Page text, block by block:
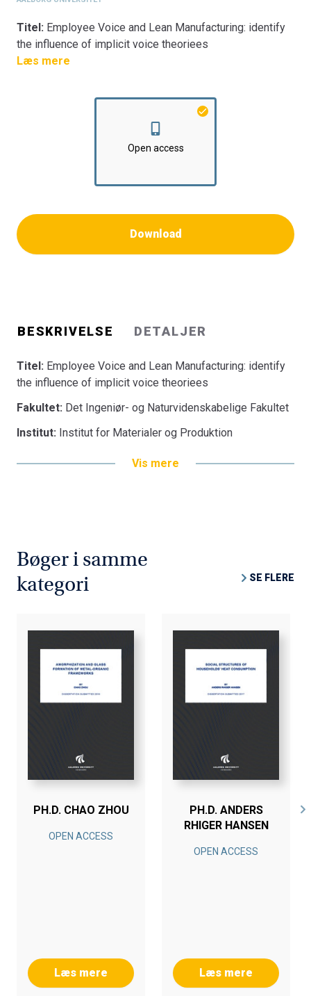
Titel: Employee Voice and Lean Manufacturing: identify
the influence of implicit voice theoriees
Fakultet:Det Ingeniør- og Naturvidenskabelige Fakultet
Læs mere
Open access
Download
BESKRIVELSE DETALJER
Titel: Employee Voice and Lean Manufacturing: identify
the influence of implicit voice theoriees
Fakultet: Det Ingeniør- og Naturvidenskabelige Fakultet
Institut: Institut for Materialer og Produktion
Vis mere
Bøger i samme
kategori
SE FLERE
PH.D. CHAO ZHOU
OPEN ACCESS
Læs mere
PH.D. ANDERS
RHIGER HANSEN
OPEN ACCESS
Læs mere